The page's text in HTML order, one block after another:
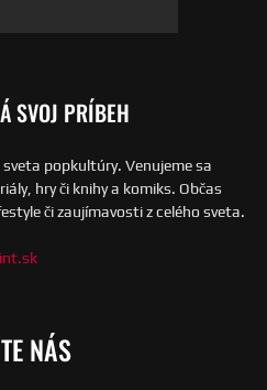
SVOJ PRÍBEH
sveta popkultúry. Venujeme sa
hry či knihy a komiks. Občas
či zaujímavosti z celého sveta.
NÁS